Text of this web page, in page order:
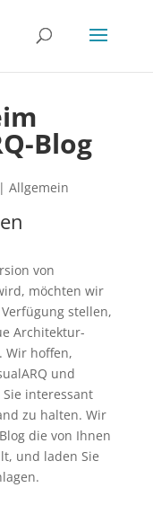
Blog
Allgemein
von
möchten wir
stellen,
Architektur-
Wir hoffen,
und
interessant
zu halten. Wir
die von Ihnen
und laden Sie